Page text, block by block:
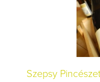
Szepsy